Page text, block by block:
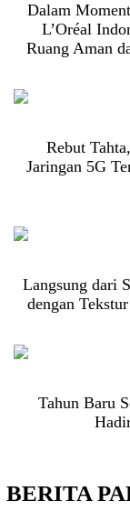
Dalam
L’Oréal
Ruang Aman
Rebut
Jaringan 5G
Langsung dari
dengan
Tahun Baru